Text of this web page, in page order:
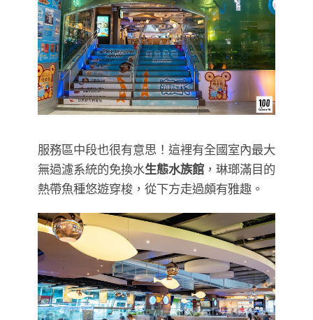
服務區中段也很有意思！這裡有全國室內最大
無過濾系統的免換水生態水族館 ，琳瑯滿目的
熱帶魚種悠遊穿梭，從下方走過頗有雅趣。